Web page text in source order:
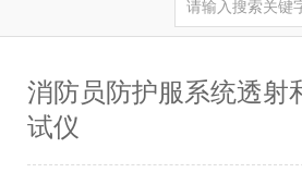
消防员防护服系统透射
试仪